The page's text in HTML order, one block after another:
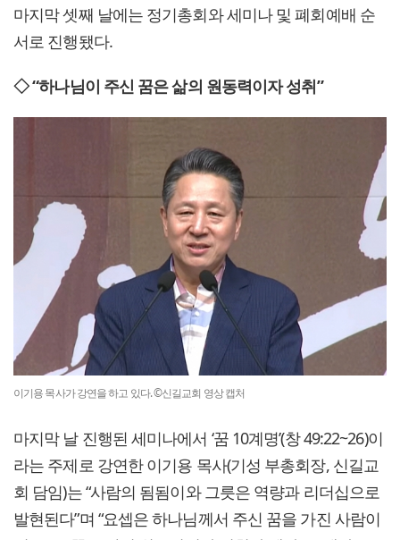
마지막 셋째 날에는 정기총회와 세미나 및 폐회예배 순
서로 진행됐다.
◇ “하나님이 주신 꿈은 삶의 원동력이자 성취”
이기용 목사가 강연을 하고 있다. ©신길교회 영상 캡처
마지막 날 진행된 세미나에서 ‘꿈 10계명’(창 49:22~26)이
라는 주제로 강연한 이기용 목사(기성 부총회장, 신길교
회 담임)는 “사람의 됨됨이와 그릇은 역량과 리더십으로
발현된다”며 “요셉은 하나님께서 주신 꿈을 가진 사람이